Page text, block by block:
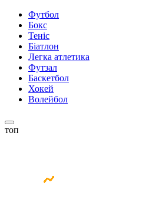
Футбол
Бокс
Теніс
Біатлон
Легка атлетика
Футзал
Баскетбол
Хокей
Волейбол
топ